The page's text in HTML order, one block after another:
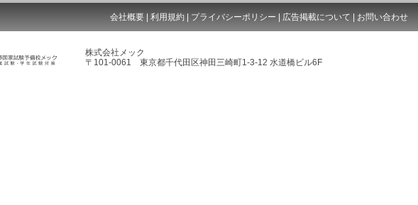
会社概要 | 利用規約 | プライバシーポリシー | 広告掲載について | お問い合わせ
株式会社メック
〒101-0061 東京都千代田区神田三崎町1-3-12 水道橋ビル6F